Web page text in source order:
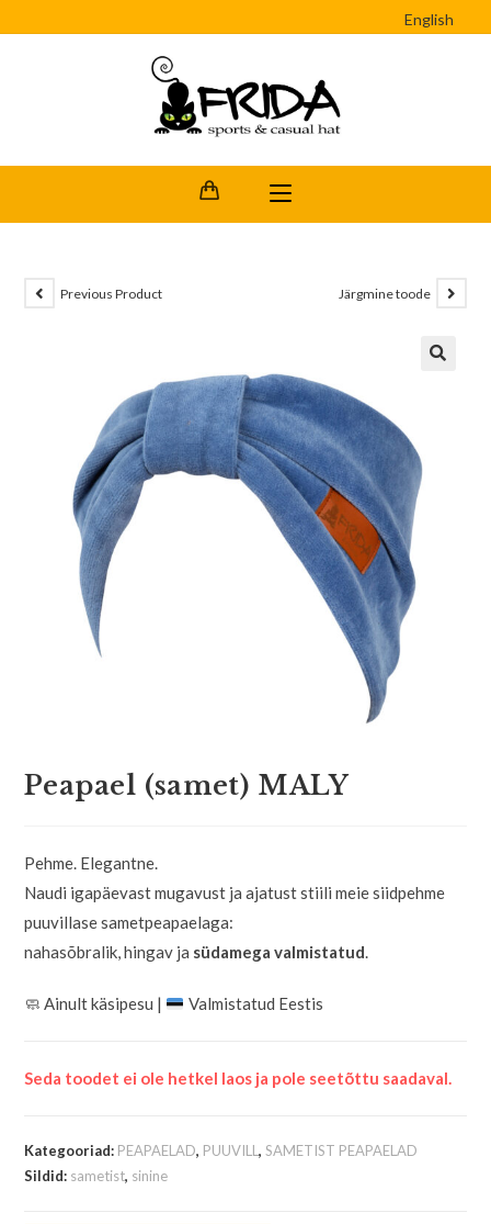
English
Previous Product Järgmine toode
Peapael (samet) MALY
Pehme. Elegantne.
Naudi igapäevast mugavust ja ajatust stiili meie siidpehme
puuvillase sametpeapaelaga:
nahasõbralik, hingav ja südamega valmistatud.
🧼 Ainult käsipesu | Valmistatud Eestis
Seda toodet ei ole hetkel laos ja pole seetõttu saadaval.
Kategooriad: PEAPAELAD, PUUVILL,SAMETIST PEAPAELAD
Sildid: sametist, sinine